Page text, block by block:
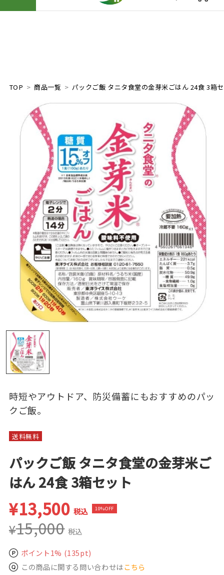
TOP 商品一覧 パックご飯 タニタ食堂の金芽米ごはん 24食 3箱
時短やアウトドア、防災備蓄にもおすすめのパッ
クご飯。
送料無料
パックご飯 タニタ食堂の金芽米ご
はん 24食 3箱セット
¥13,500 税込 10%OFF
¥15,000 税込
ポイント1% (135pt)
この商品に関する問い合わせはこちら